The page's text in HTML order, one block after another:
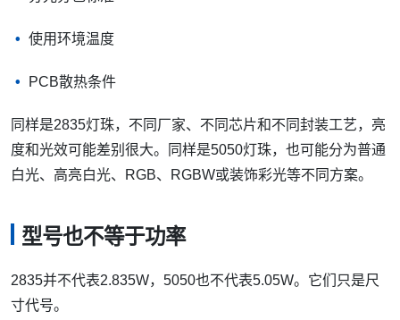
使用环境温度
PCB散热条件
同样是2835灯珠，不同厂家、不同芯片和不同封装工艺，亮
度和光效可能差别很大。同样是5050灯珠，也可能分为普通
白光、高亮白光、RGB、RGBW或装饰彩光等不同方案。
型号也不等于功率
2835并不代表2.835W，5050也不代表5.05W。它们只是尺
寸代号。